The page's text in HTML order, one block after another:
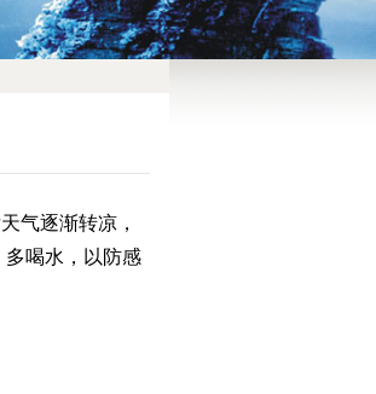
气逐渐转凉，
喝水，以防感